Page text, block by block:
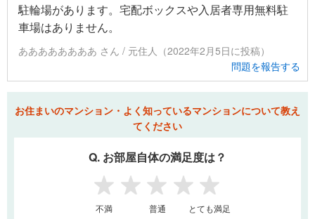
駐輪場があります。宅配ボックスや入居者専用無料駐
車場はありません。
ああああああああ さん / 元住人（2022年2月5日に投稿）
問題を報告する
お住まいのマンション・よく知っているマンションについて教え
てください
Q. お部屋自体の満足度は？
1 2 3 4 5
不満 普通 とても満足